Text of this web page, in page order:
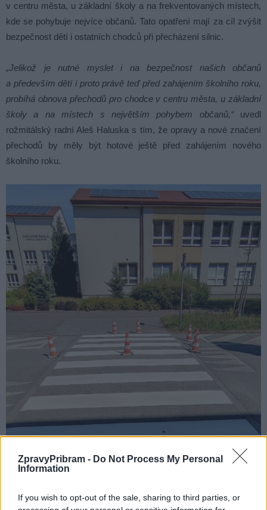
ZpravyPribram - Do Not Process My Personal
Information
If you wish to opt-out of the sale, sharing to third parties, or
v centru města, u základní školy a na frekventovaných místech,
kde se pohybuje nejvíce občanů. Tato opatření mají za cíl zvýšit
bezpečnost dětí i ostatních chodců při přecházení silnic.
„Jelikož je nutné myslet i na bezpečnost našich občanů
a především dětí i proto právě teď před zahájením školního roku,
probíhá obnova přechodů pro chodce v centru města, u základní
školy a na místech s největším pohybem občanů,“uvedl
rožmitálský radní Aleš Haluska s tím, že opravy a nové značení
přechodů by měly být hotové ještě před zahájením nového
školního roku.